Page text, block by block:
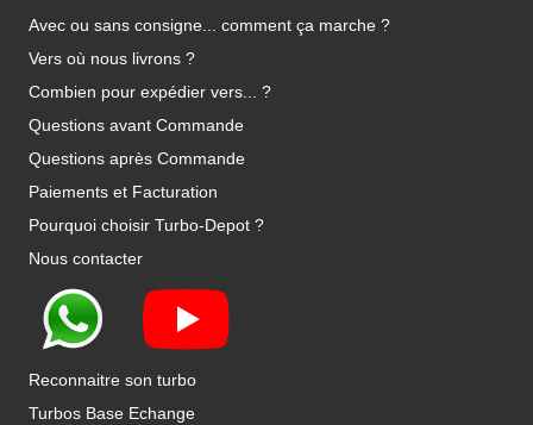
Avec ou sans consigne... comment ça marche ?
Vers où nous livrons ?
Combien pour expédier vers... ?
Questions avant Commande
Questions après Commande
Paiements et Facturation
Pourquoi choisir Turbo-Depot ?
Nous contacter
Reconnaitre son turbo
Turbos Base Echange